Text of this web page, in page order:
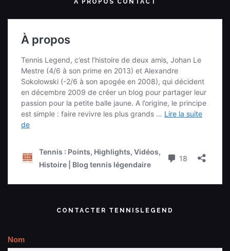
CONTACTER TENNISLEGEND
Nom